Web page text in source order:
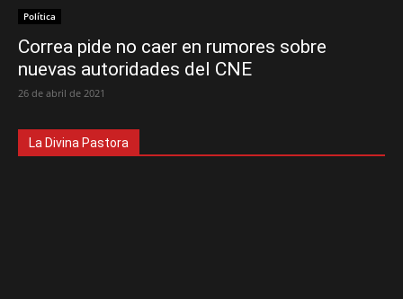
Política
Correa pide no caer en rumores sobre
nuevas autoridades del CNE
26 de abril de 2021
La Divina Pastora